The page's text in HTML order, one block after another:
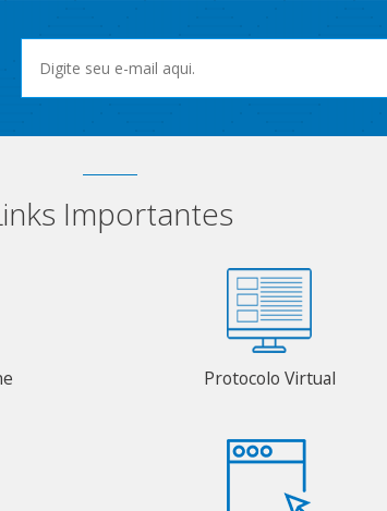
Importantes
Protocolo Virtual